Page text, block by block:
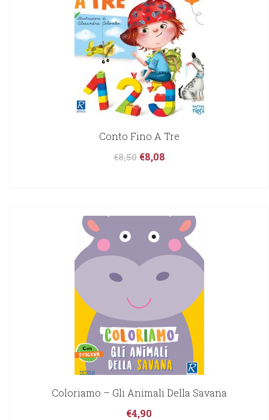
Conto Fino A Tre
€8,50 €8,08
Coloriamo – Gli Animali Della Savana
€4,90